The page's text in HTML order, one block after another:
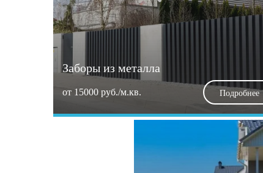
Заборы из металла
от 15000 руб./м.кв. Подробнее